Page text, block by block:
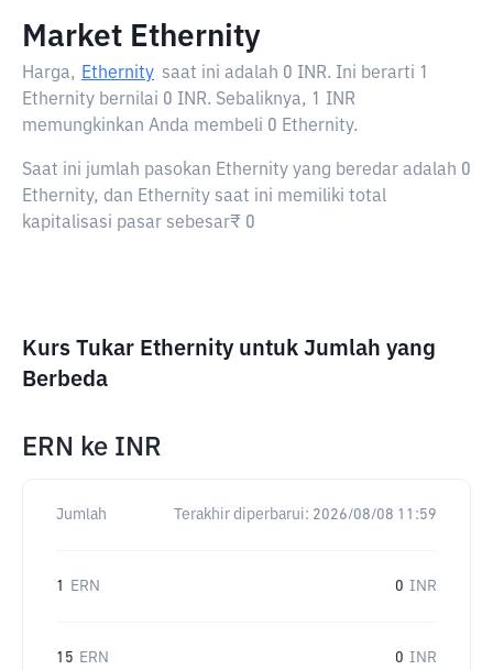
Market Ethernity
Harga, Ethernity saat ini adalah 0 INR. Ini berarti 1
Ethernity bernilai 0 INR. Sebaliknya, 1 INR
memungkinkan Anda membeli 0 Ethernity.
Saat ini jumlah pasokan Ethernity yang beredar adalah 0
Ethernity, dan Ethernity saat ini memiliki total
kapitalisasi pasar sebesar₹ 0
Kurs Tukar Ethernity untuk Jumlah yang
Berbeda
ERN ke INR
Jumlah Terakhir diperbarui: 2026/08/08 11:59
1 ERN 0 INR
15 ERN 0 INR